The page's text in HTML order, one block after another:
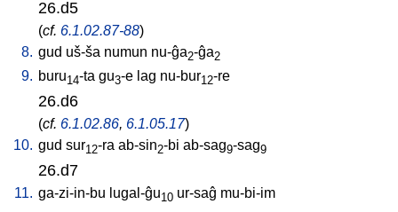
26.d5
(cf. 6.1.02.87-88)
8. gud uš-ša numun nu-ĝa2-ĝa2
9. buru14-ta gu3-e lag nu-bur12-re
26.d6
(cf. 6.1.02.86, 6.1.05.17)
10. gud sur12-ra ab-sin2-bi ab-sag9-sag9
26.d7
11. ga-zi-in-bu lugal-ĝu10 ur-saĝ mu-bi-im